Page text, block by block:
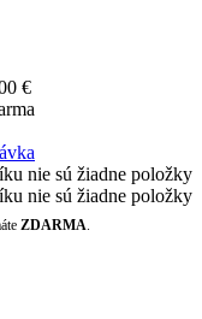
€
nie sú žiadne položky
nie sú žiadne položky
ZDARMA.